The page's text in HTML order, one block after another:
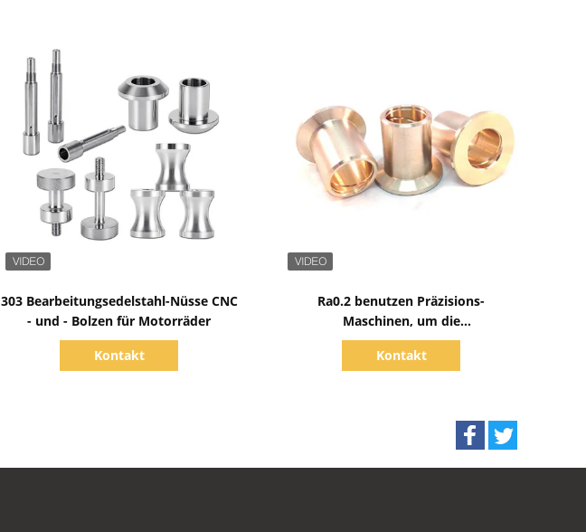
303 Bearbeitungsedelstahl-Nüsse CNC
- und - Bolzen für Motorräder
Kontakt
Ra0.2 benutzen Präzisions-
Maschinen, um die
kundenspezifischen Standard
Metallteile zu errichten nicht
Kontakt